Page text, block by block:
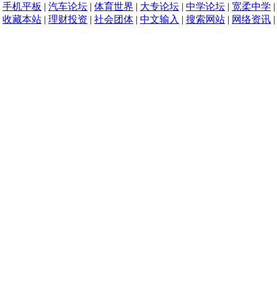
手机平板 | 汽车论坛 | 体育世界 | 大专论坛 | 中学论坛 | 宽柔中学 |
收藏本站 | 理财投资 | 社会团体 | 中文输入 | 搜索网站 | 网络资讯 |